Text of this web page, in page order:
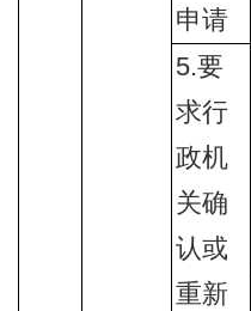
申请
5.要
求行
政机
关确
认或
重新